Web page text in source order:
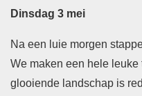
Dinsdag 3 mei
Na een luie morgen
We maken een hele
glooiende landschap is